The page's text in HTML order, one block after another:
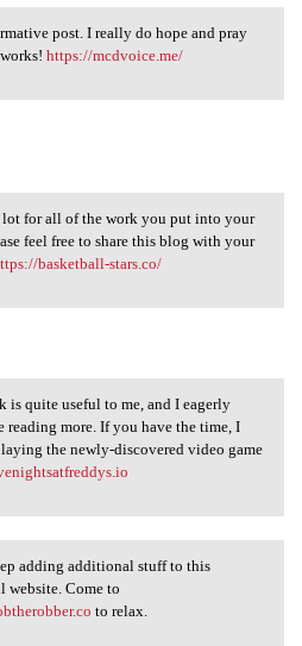
post. I
post. I really do hope and pray
https://mcdvoice.me/
lot for all of the
lot for all of the work you put into your
feel free to share this blog with your
basketball-stars.co/
is quite useful to
is quite useful to me, and I eagerly
reading more. If you have the time, I
the newly-discovered video game
adding additional
adding additional stuff to this
website. Come to
to relax.